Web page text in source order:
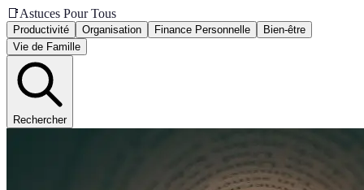
📑Astuces Pour Tous
Productivité Organisation Finance Personnelle
Bien-être
Vie de Famille
Rechercher